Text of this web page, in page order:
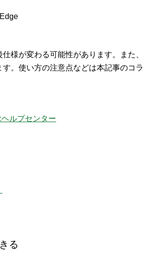
様が変わる可能性があります。また、
。使い方の注意点などは本記事のコラ
ルプセンター
る